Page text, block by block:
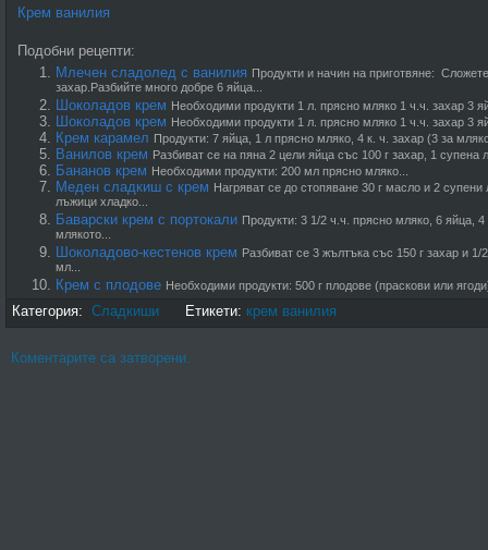
Крем ванилия
Подобни рецепти:
Млечен сладолед с ванилия Продукти и начин на приготвяне:
захар.Разбийте много добре 6 яйца...
Шоколадов крем Необходими продукти 1 л. прясно мляко 1 ч.ч. захар 3
Шоколадов крем Необходими продукти 1 л. прясно мляко 1 ч.ч. захар 3
Крем карамел Продукти: 7 яйца, 1 л прясно мляко, 4 к. ч. захар (3 за
Ванилов крем Разбиват се на пяна 2 цели яйца със 100 г захар, 1
Бананов крем Необходими продукти: 200 мл прясно мляко...
Меден сладкиш с крем Нагряват се до стопяване 30 г масло и 2
лъжици хладко...
Баварски крем с портокали Продукти: 3 1/2 ч.ч. прясно мляко, 6 яйца,
млякото...
Шоколадово-кестенов крем Разбиват се 3 жълтъка със 150 г захар и
мл...
Крем с плодове Необходими продукти: 500 г плодове (праскови или
Категория: Сладкиши Етикети: крем ванилия
Коментарите са затворени.